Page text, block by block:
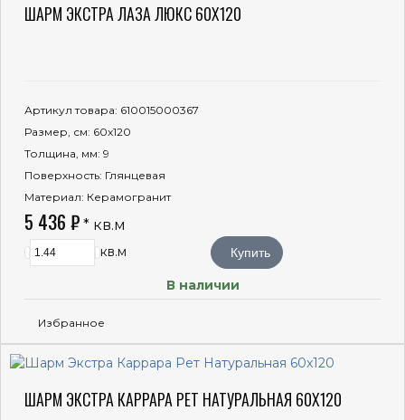
ШАРМ ЭКСТРА ЛАЗА ЛЮКС 60X120
Артикул товара: 610015000367
Размер, см: 60x120
Толщина, мм: 9
Поверхность: Глянцевая
Материал: Керамогранит
5 436 ₽ * кв.м
кв.м Купить
В наличии
Избранное
ШАРМ ЭКСТРА КАРРАРА РЕТ НАТУРАЛЬНАЯ 60X120